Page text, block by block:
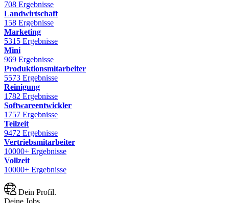
708 Ergebnisse
Landwirtschaft
158 Ergebnisse
Marketing
5315 Ergebnisse
Mini
969 Ergebnisse
Produktionsmitarbeiter
5573 Ergebnisse
Reinigung
1782 Ergebnisse
Softwareentwickler
1757 Ergebnisse
Teilzeit
9472 Ergebnisse
Vertriebsmitarbeiter
10000+ Ergebnisse
Vollzeit
10000+ Ergebnisse
Dein Profil.